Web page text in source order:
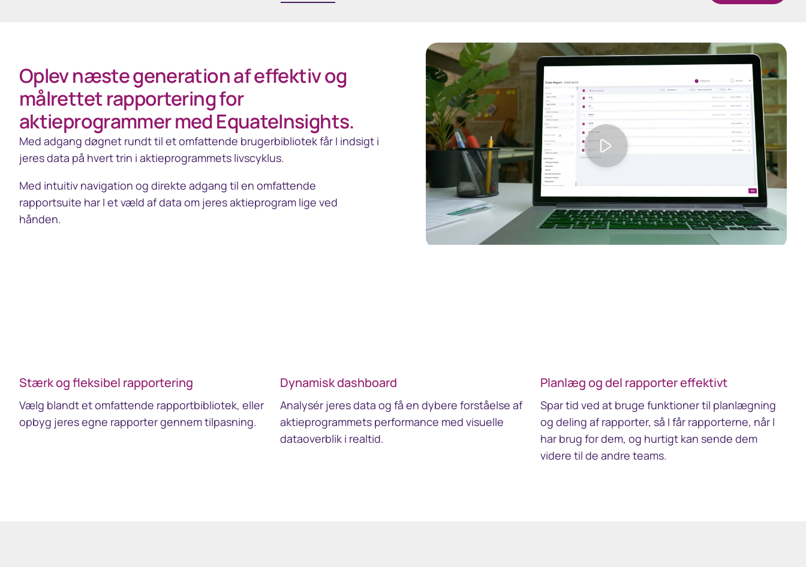
Danmark
Deutschland
España
Ireland
Italia
Netherlands
Sverige
United Kingdom
Play video
Oplev næste generation af effektiv og
målrettet rapportering for
aktieprogrammer med EquateInsights.
Med adgang døgnet rundt til et omfattende brugerbibliotek får I indsigt i
jeres data på hvert trin i aktieprogrammets livscyklus.
Med intuitiv navigation og direkte adgang til en omfattende
rapportsuite har I et væld af data om jeres aktieprogram lige ved
hånden.
Stærk og fleksibel rapportering
Vælg blandt et omfattende rapportbibliotek, eller
opbyg jeres egne rapporter gennem tilpasning.
Dynamisk dashboard
Analysér jeres data og få en dybere forståelse af
aktieprogrammets performance med visuelle
dataoverblik i realtid.
Planlæg og del rapporter effektivt
Spar tid ved at bruge funktioner til planlægning
og deling af rapporter, så I får rapporterne, når I
har brug for dem, og hurtigt kan sende dem
videre til de andre teams.